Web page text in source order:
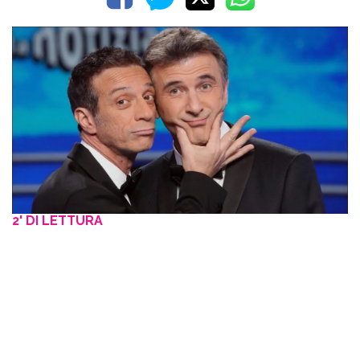
2' DI LETTURA